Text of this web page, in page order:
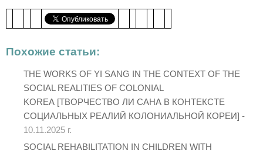
Похожие статьи:
THE WORKS OF YI SANG IN THE CONTEXT OF THE
SOCIAL REALITIES OF COLONIAL
KOREA [ТВОРЧЕСТВО ЛИ САНА В КОНТЕКСТЕ
СОЦИАЛЬНЫХ РЕАЛИЙ КОЛОНИАЛЬНОЙ КОРЕИ] -
10.11.2025 г.
SOCIAL REHABILITATION IN CHILDREN WITH